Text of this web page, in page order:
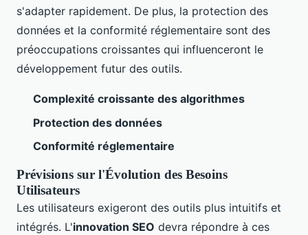
s'adapter rapidement. De plus, la protection des
données et la conformité réglementaire sont des
préoccupations croissantes qui influenceront le
développement futur des outils.
Complexité croissante des algorithmes
Protection des données
Conformité réglementaire
Prévisions sur l'Évolution des Besoins
Utilisateurs
Les utilisateurs exigeront des outils plus intuitifs et
intégrés. L'innovation SEO devra répondre à ces